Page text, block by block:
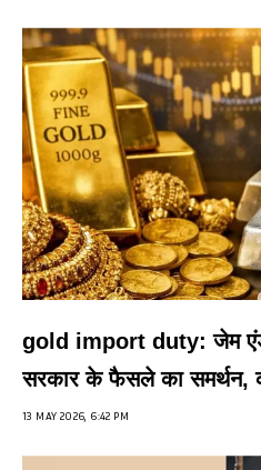
gold import duty: जेम एंड
सरकार के फैसले का समर्थन,
13 MAY 2026, 6:42 PM